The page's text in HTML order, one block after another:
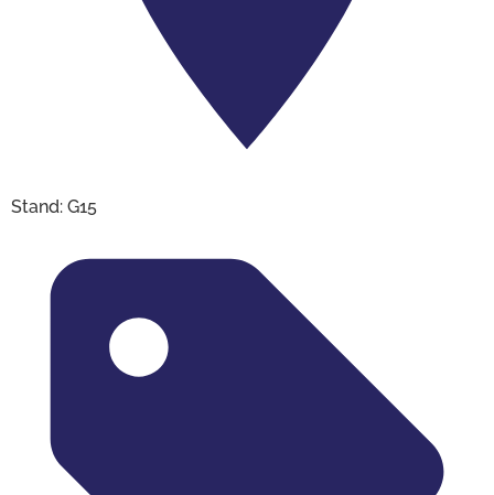
Stand: G15